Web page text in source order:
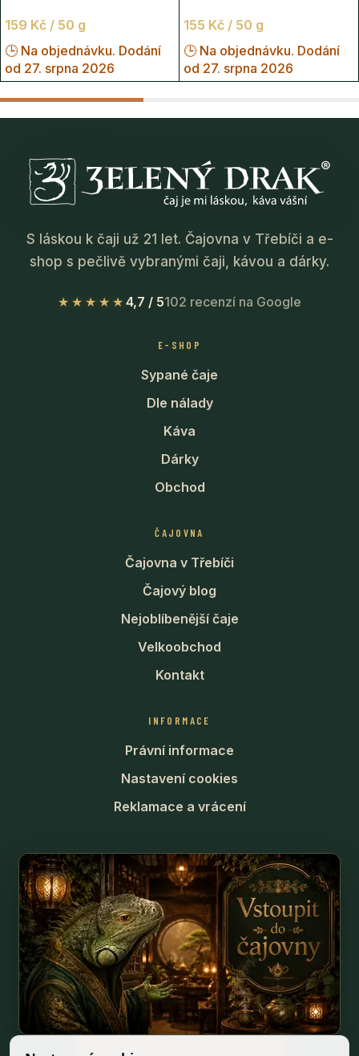
159 Kč / 50 g
🕒 Na objednávku. Dodání
od 27. srpna 2026
155 Kč / 50 g
🕒 Na objednávku. Dodání
od 27. srpna 2026
S láskou k čaji už 21 let. Čajovna v Třebíči a e-
shop s pečlivě vybranými čaji, kávou a dárky.
★★★★★ 4,7 / 5102 recenzí na Google
E-SHOP
Sypané čaje
Dle nálady
Káva
Dárky
Obchod
ČAJOVNA
Čajovna v Třebíči
Čajový blog
Nejoblíbenější čaje
Velkoobchod
Kontakt
INFORMACE
Právní informace
Nastavení cookies
Reklamace a vrácení